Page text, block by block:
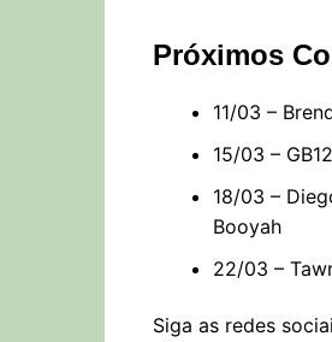
Próximos
11/03 –
15/03 –
18/03 –
Booyah
22/03 –
Siga as redes